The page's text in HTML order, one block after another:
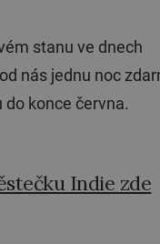
stanu ve dnech
nás jednu noc
konce června.
Indie zde